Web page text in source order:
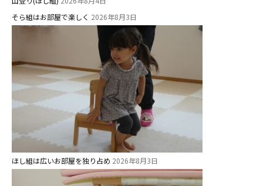
そら組はお部屋で楽しく 2026年8月3日
ほし組は広いお部屋を独り占め 2026年8月3日
美⽊多幼稚園の理想
年間⾏事
預かり保育［ヒラソル ]
美⽊多チコス
美⽊多チコスについて
美⽊多チコスブログ